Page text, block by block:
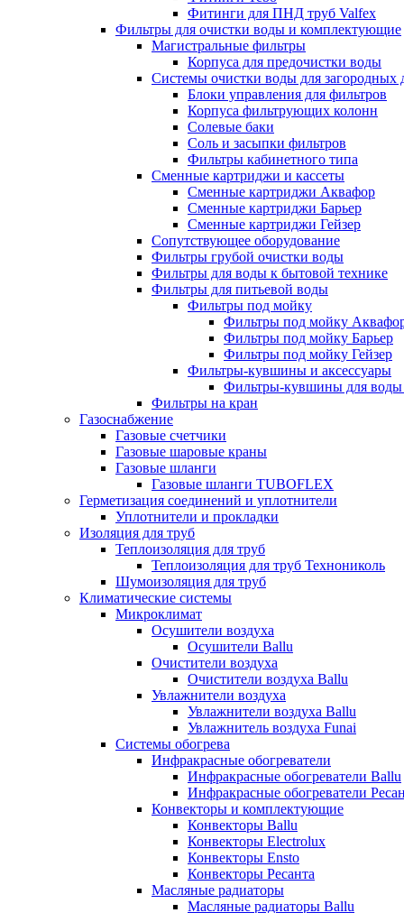
Фитинги для ПНД труб Valfex
Фильтры для очистки воды и комплектующие
Магистральные фильтры
Корпуса для предочистки воды
Системы очистки воды для загородных
Блоки управления для фильтров
Корпуса фильтрующих колонн
Солевые баки
Соль и засыпки фильтров
Фильтры кабинетного типа
Сменные картриджи и кассеты
Сменные картриджи Аквафор
Сменные картриджи Барьер
Сменные картриджи Гейзер
Сопутствующее оборудование
Фильтры грубой очистки воды
Фильтры для воды к бытовой технике
Фильтры для питьевой воды
Фильтры под мойку
Фильтры под мойку
Фильтры под мойку Барьер
Фильтры под мойку Гейзер
Фильтры-кувшины и аксессуары
Фильтры-кувшины для
Фильтры на кран
Газоснабжение
Газовые счетчики
Газовые шаровые краны
Газовые шланги
Газовые шланги TUBOFLEX
Герметизация соединений и уплотнители
Уплотнители и прокладки
Изоляция для труб
Теплоизоляция для труб
Теплоизоляция для труб Технониколь
Шумоизоляция для труб
Климатические системы
Микроклимат
Осушители воздуха
Осушители Ballu
Очистители воздуха
Очистители воздуха Ballu
Увлажнители воздуха
Увлажнители воздуха Ballu
Увлажнитель воздуха Funai
Системы обогрева
Инфракрасные обогреватели
Инфракрасные обогреватели Ballu
Инфракрасные обогреватели
Конвекторы и комплектующие
Конвекторы Ballu
Конвекторы Electrolux
Конвекторы Ensto
Конвекторы Ресанта
Масляные радиаторы
Масляные радиаторы Ballu